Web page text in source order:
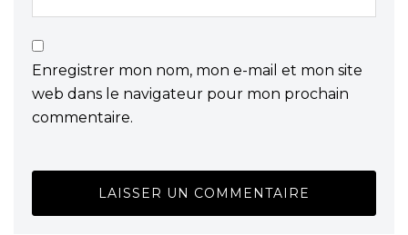
Enregistrer mon nom, mon e-mail et mon site
web dans le navigateur pour mon prochain
commentaire.